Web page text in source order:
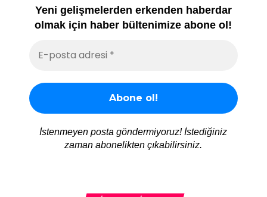
Yeni gelişmelerden erkenden haberdar
olmak için haber bültenimize abone ol!
İstenmeyen posta göndermiyoruz! İstediğiniz
zaman abonelikten çıkabilirsiniz.